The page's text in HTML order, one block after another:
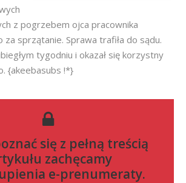
z pogrzebem ojca pracownika
sprzątanie. Sprawa trafiła do sądu.
tygodniu i okazał się korzystny
{akeebasubs !*}
się z pełną treścią
zachęcamy
e-prenumeraty.